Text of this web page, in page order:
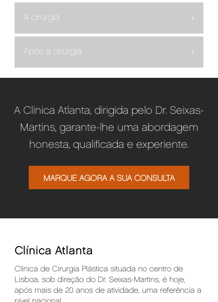
A cirurgia
Após a cirurgia
A Clínica Atlanta, dirigida pelo Dr. Seixas-
Martins, garante-lhe uma abordagem
honesta, qualificada e experiente.
MARQUE AGORA A SUA CONSULTA
Clínica Atlanta
Clínica de Cirurgia Plástica situada no centro de
Lisboa, sob direção do Dr. Seixas-Martins, é hoje,
após mais de 20 anos de atividade, uma referência a